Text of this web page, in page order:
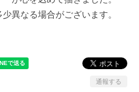
異なる場合がございます。
通報する